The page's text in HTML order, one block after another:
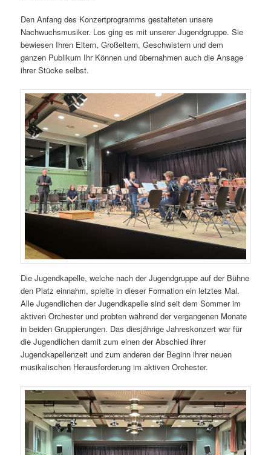
Den Anfang des Konzertprogramms gestalteten unsere
Nachwuchsmusiker. Los ging es mit unserer Jugendgruppe. Sie
bewiesen Ihren Eltern, Großeltern, Geschwistern und dem
ganzen Publikum Ihr Können und übernahmen auch die Ansage
ihrer Stücke selbst.
Die Jugendkapelle, welche nach der Jugendgruppe auf der Bühne
den Platz einnahm, spielte in dieser Formation ein letztes Mal.
Alle Jugendlichen der Jugendkapelle sind seit dem Sommer im
aktiven Orchester und probten während der vergangenen Monate
in beiden Gruppierungen. Das diesjährige Jahreskonzert war für
die Jugendlichen damit zum einen der Abschied ihrer
Jugendkapellenzeit und zum anderen der Beginn ihrer neuen
musikalischen Herausforderung im aktiven Orchester.